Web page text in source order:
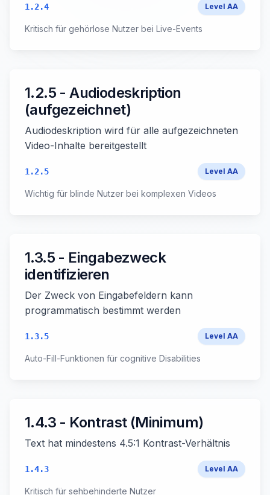
1.2.4 Level AA
Kritisch für gehörlose Nutzer bei Live-Events
1.2.5 - Audiodeskription
(aufgezeichnet)
Audiodeskription wird für alle aufgezeichneten
Video-Inhalte bereitgestellt
1.2.5 Level AA
Wichtig für blinde Nutzer bei komplexen Videos
1.3.5 - Eingabezweck
identifizieren
Der Zweck von Eingabefeldern kann
programmatisch bestimmt werden
1.3.5 Level AA
Auto-Fill-Funktionen für cognitive Disabilities
1.4.3 - Kontrast (Minimum)
Text hat mindestens 4.5:1 Kontrast-Verhältnis
1.4.3 Level AA
Kritisch für sehbehinderte Nutzer